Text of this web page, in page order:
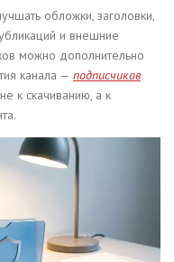
обложки, заголовки,
и внешние
можно дополнительно
канала — подписчиков
к скачиванию, а к